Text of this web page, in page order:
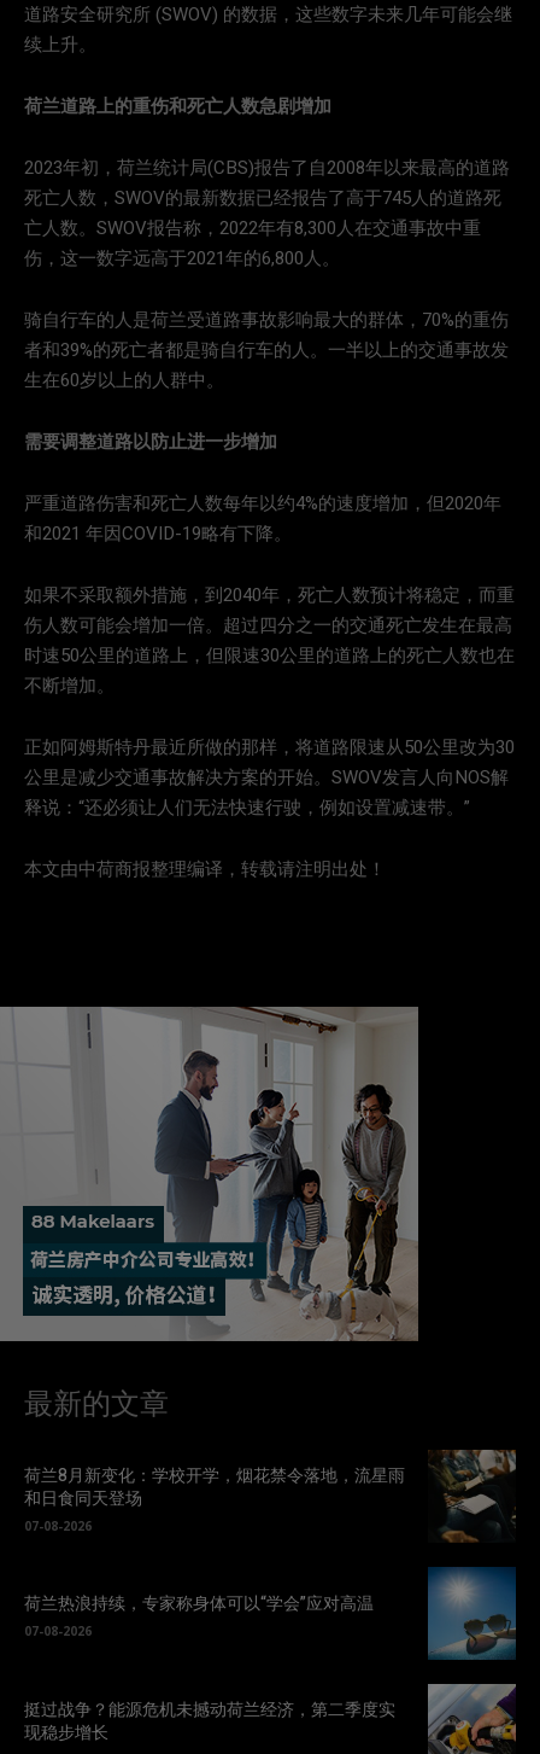
道路安全研究所 (SWOV) 的数据，这些数字未来几年可能会继
续上升。
荷兰道路上的重伤和死亡人数急剧增加
2023年初，荷兰统计局(CBS)报告了自2008年以来最高的道路
死亡人数，SWOV的最新数据已经报告了高于745人的道路死
亡人数。SWOV报告称，2022年有8,300人在交通事故中重
伤，这一数字远高于2021年的6,800人。
骑自行车的人是荷兰受道路事故影响最大的群体，70%的重伤
者和39%的死亡者都是骑自行车的人。一半以上的交通事故发
生在60岁以上的人群中。
需要调整道路以防止进一步增加
严重道路伤害和死亡人数每年以约4%的速度增加，但2020年
和2021 年因COVID-19略有下降。
如果不采取额外措施，到2040年，死亡人数预计将稳定，而重
伤人数可能会增加一倍。超过四分之一的交通死亡发生在最高
时速50公里的道路上，但限速30公里的道路上的死亡人数也在
不断增加。
正如阿姆斯特丹最近所做的那样，将道路限速从50公里改为30
公里是减少交通事故解决方案的开始。SWOV发言人向NOS解
释说：“还必须让人们无法快速行驶，例如设置减速带。”
本文由中荷商报整理编译，转载请注明出处！
最新的文章
荷兰8月新变化：学校开学，烟花禁令落地，流星雨
和日食同天登场
07-08-2026
荷兰热浪持续，专家称身体可以“学会”应对高温
07-08-2026
挺过战争？能源危机未撼动荷兰经济，第二季度实
现稳步增长